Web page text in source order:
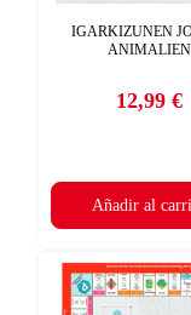
IGARKIZUNEN
ANIMALIEN
Precio
12,99 €
Añadir al